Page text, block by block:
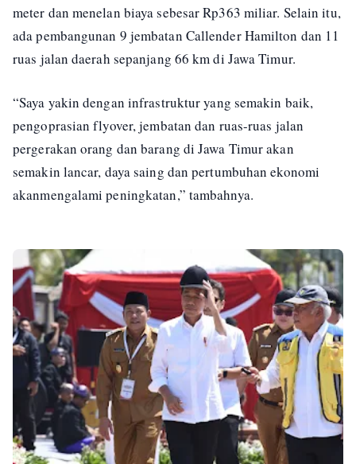
meter dan menelan biaya sebesar Rp363 miliar. Selain itu,
ada pembangunan 9 jembatan Callender Hamilton dan 11
ruas jalan daerah sepanjang 66 km di Jawa Timur.
“Saya yakin dengan infrastruktur yang semakin baik,
pengoprasian flyover, jembatan dan ruas-ruas jalan
pergerakan orang dan barang di Jawa Timur akan
semakin lancar, daya saing dan pertumbuhan ekonomi
akanmengalami peningkatan,” tambahnya.